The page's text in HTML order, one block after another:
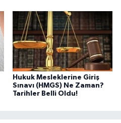
Hukuk Mesleklerine Giriş
Sınavı (HMGS) Ne Zaman?
Tarihler Belli Oldu!